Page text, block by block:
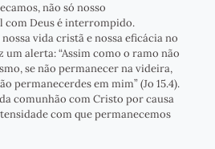
não só nosso
com Deus é interrompido.
vida cristã e nossa eficácia no
um alerta: “Assim como o ramo não
se não permanecer na videira,
permanecerdes em mim” (Jo 15.4).
comunhão com Cristo por causa
com que permanecemos